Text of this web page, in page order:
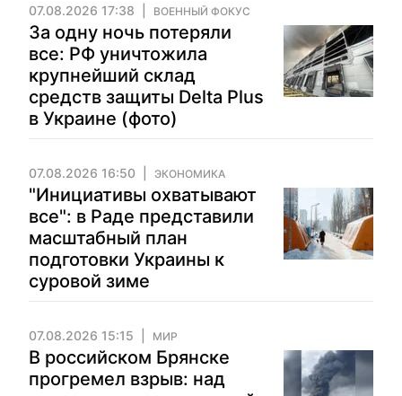
07.08.2026 17:38 ВОЕННЫЙ ФОКУС
За одну ночь потеряли
все: РФ уничтожила
крупнейший склад
средств защиты Delta Plus
в Украине (фото)
07.08.2026 16:50 ЭКОНОМИКА
"Инициативы охватывают
все": в Раде представили
масштабный план
подготовки Украины к
суровой зиме
07.08.2026 15:15 МИР
В российском Брянске
прогремел взрыв: над